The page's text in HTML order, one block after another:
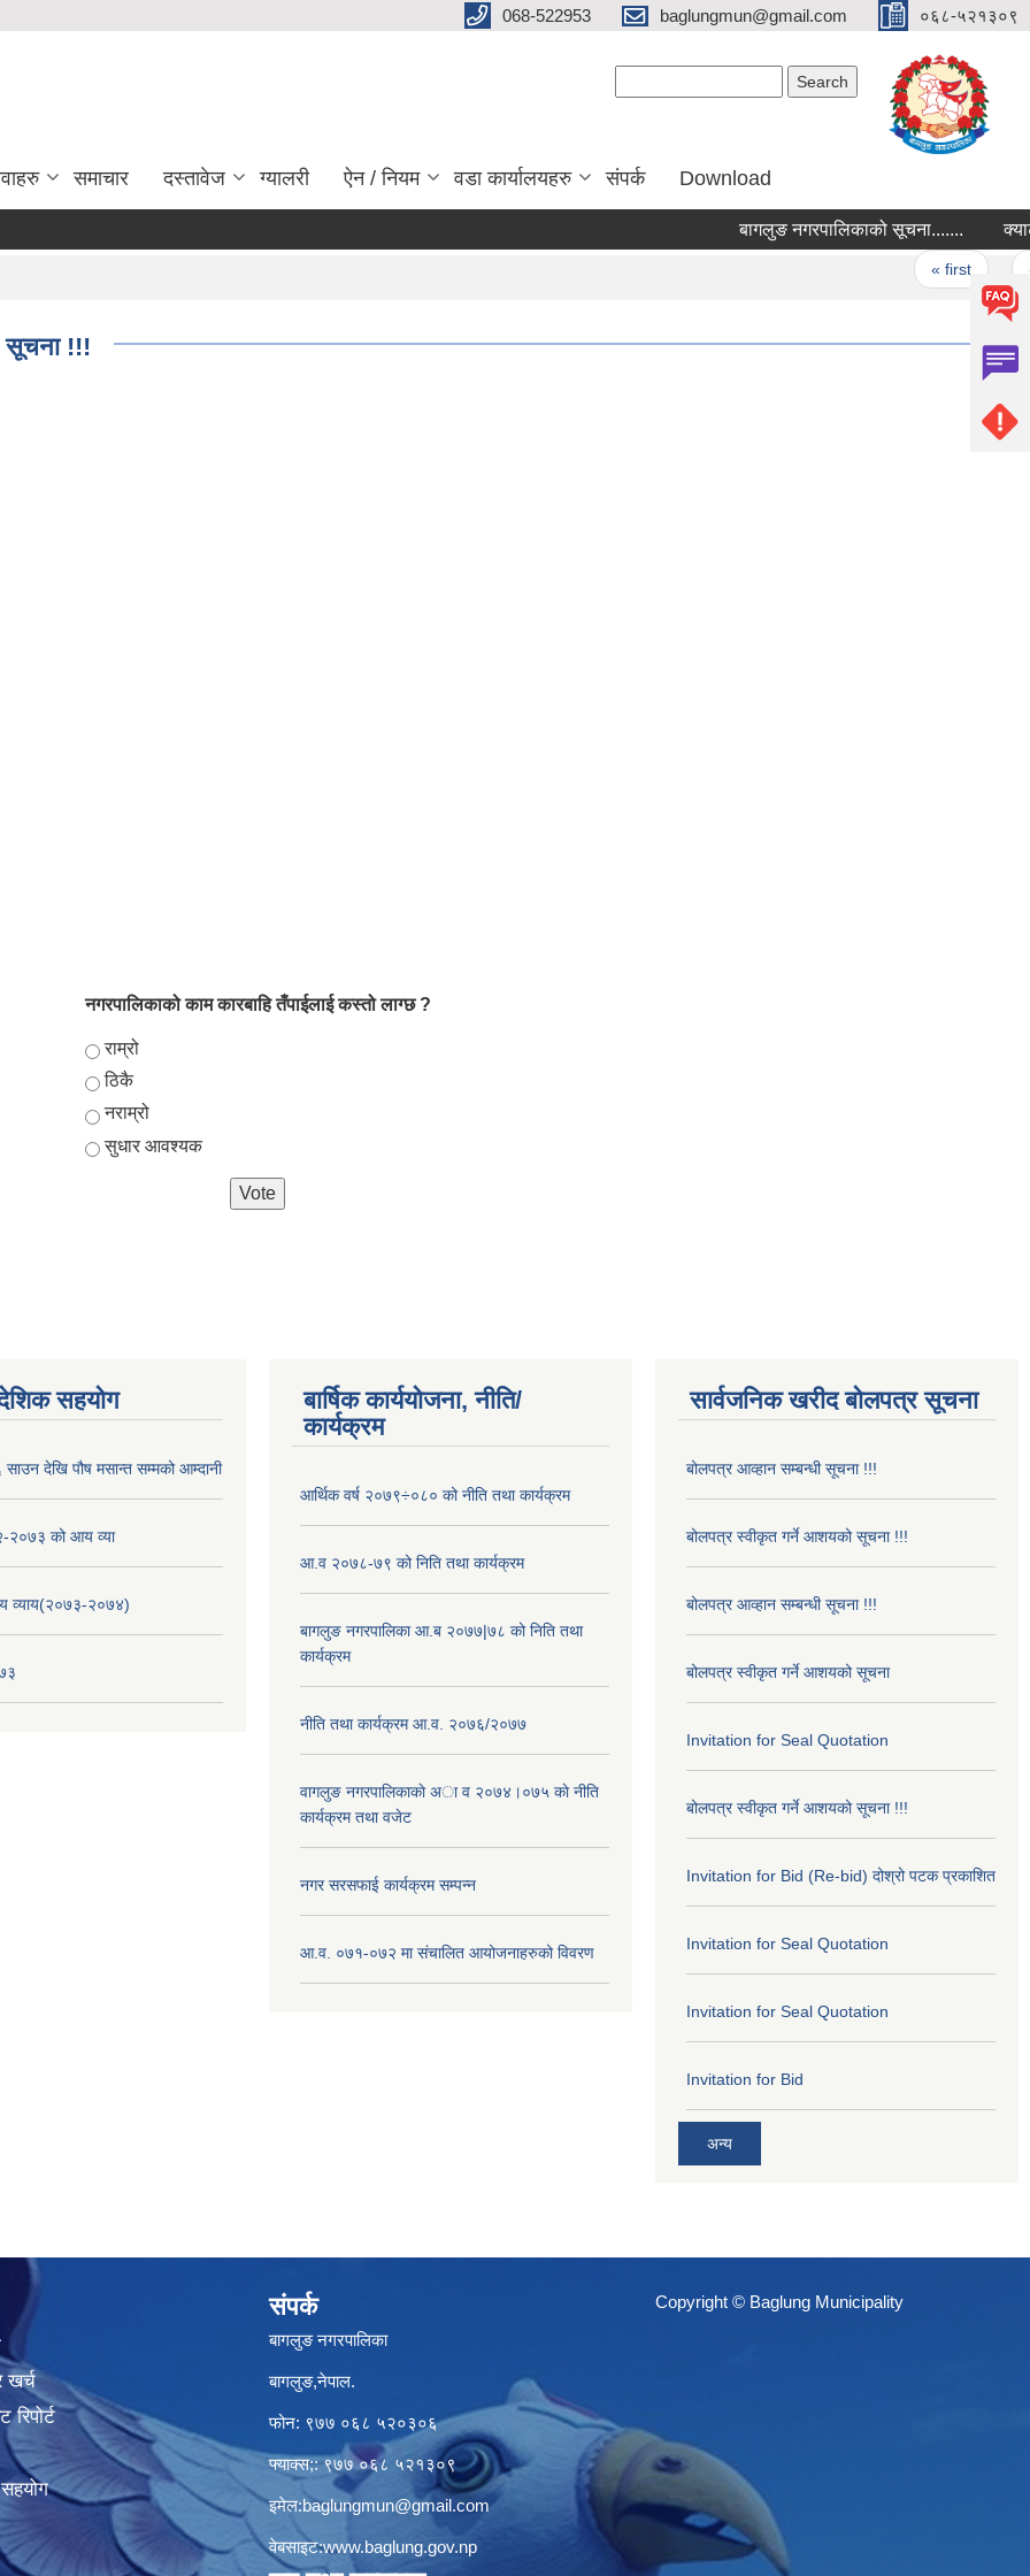
068-522953 baglungmun@gmail.com ०६८-५२१३०९
समाचार दस्तावेज ग्यालरी ऐन / नियम वडा कार्यालयहरु संपर्क Download
बागलुङ नगरपालिकाको सूचना.......
« first ‹
सूचना !!!
नगरपालिकाको काम कारबाहि तँपाईलाई कस्तो लाग्छ ?
Choices
राम्रो
ठिकै
नराम्रो
सुधार आवश्यक
सहयोग
साउन देखि पौष मसान्त सम्मको आम्दानी
को आय व्या
२०७४)
बार्षिक कार्ययोजना, नीति/
कार्यक्रम
आर्थिक वर्ष २०७९÷०८० को नीति तथा कार्यक्रम
आ.व २०७८-७९ को निति तथा कार्यक्रम
बागलुङ नगरपालिका आ.ब २०७७|७८ को निति तथा
कार्यक्रम
नीति तथा कार्यक्रम आ.व. २०७६/२०७७
वागलुङ नगरपालिकाकाे अा‍ व २०७४।०७५ काे नीति
कार्यक्रम तथा वजेट
नगर सरसफाई कार्यक्रम सम्पन्न
आ.व. ०७१-०७२ मा संचालित आयोजनाहरुको विवरण
सार्वजनिक खरीद बोलपत्र सूचना
बोलपत्र आव्हान सम्बन्धी सूचना !!!
बोलपत्र स्वीकृत गर्ने आशयको सूचना !!!
बोलपत्र आव्हान सम्बन्धी सूचना !!!
बोलपत्र स्वीकृत गर्ने आशयको सूचना
Invitation for Seal Quotation
बोलपत्र स्वीकृत गर्ने आशयको सूचना !!!
Invitation for Bid (Re-bid) दोश्रो पटक प्रकाशित
Invitation for Seal Quotation
Invitation for Seal Quotation
Invitation for Bid
अन्य
खर्च
संपर्क
बागलुङ नगरपालिका
बागलुङ,नेपाल.
फोन: ९७७ ०६८ ५२०३०६
फ्याक्स;: ९७७ ०६८ ५२१३०९
इमेल:baglungmun@gmail.com
वेबसाइट:www.baglung.gov.np
Copyright © Baglung Municipality